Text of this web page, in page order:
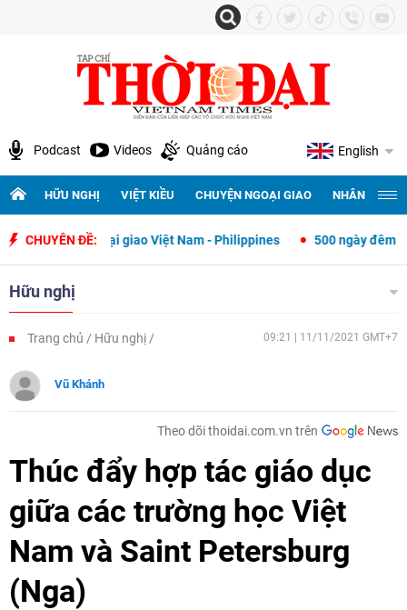
Podcast Videos Quảng cáo English
HỮU NGHỊ VIỆT KIỀU CHUYỆN NGOẠI GIAO NHÂN
CHUYÊN ĐỀ:
ngoại giao Việt Nam - Philippines 500 ngày đêm tìm kiếm,
Hữu nghị
Trang chủ Hữu nghị 09:21 | 11/11/2021 GMT+7
Vũ Khánh
Theo dõi thoidai.com.vn trên
Thúc đẩy hợp tác giáo dục
giữa các trường học Việt
Nam và Saint Petersburg
(Nga)